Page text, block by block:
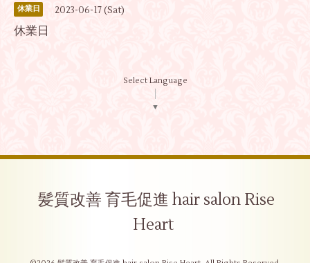
休業日 2023-06-17 (Sat)
休業日
Select Language
▼
髪質改善 育毛促進 hair salon Rise
Heart